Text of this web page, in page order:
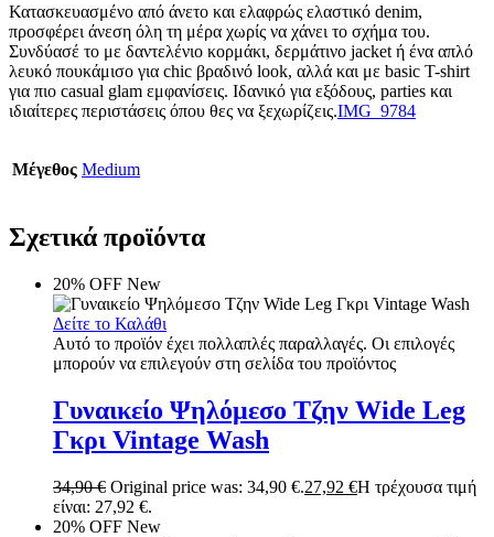
Κατασκευασμένο από άνετο και ελαφρώς ελαστικό denim,
προσφέρει άνεση όλη τη μέρα χωρίς να χάνει το σχήμα του.
Συνδύασέ το με δαντελένιο κορμάκι, δερμάτινο jacket ή ένα απλό
λευκό πουκάμισο για chic βραδινό look, αλλά και με basic T-shirt
για πιο casual glam εμφανίσεις. Ιδανικό για εξόδους, parties και
ιδιαίτερες περιστάσεις όπου θες να ξεχωρίζεις.IMG_9784
Μέγεθος Medium
Σχετικά προϊόντα
20% OFF New
Δείτε το Καλάθι
Αυτό το προϊόν έχει πολλαπλές παραλλαγές. Οι επιλογές
μπορούν να επιλεγούν στη σελίδα του προϊόντος
Γυναικείο Ψηλόμεσο Τζην Wide Leg
Γκρι Vintage Wash
34,90€ Original price was: 34,90 €.27,92 €Η τρέχουσα τιμή
είναι: 27,92 €.
20% OFF New